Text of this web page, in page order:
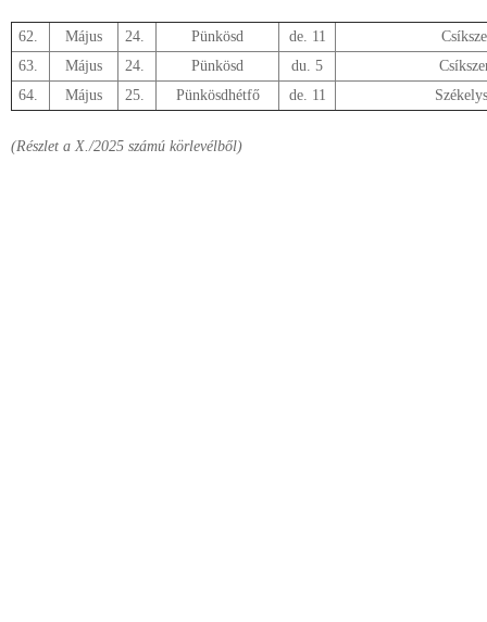
62. Május 24. Pünkösd de. 11
63.
Május 24. Pünkösd du. 5
64.
Május 25. Pünkösdhétfő de. 11
(Részlet a X./2025 számú körlevélből)